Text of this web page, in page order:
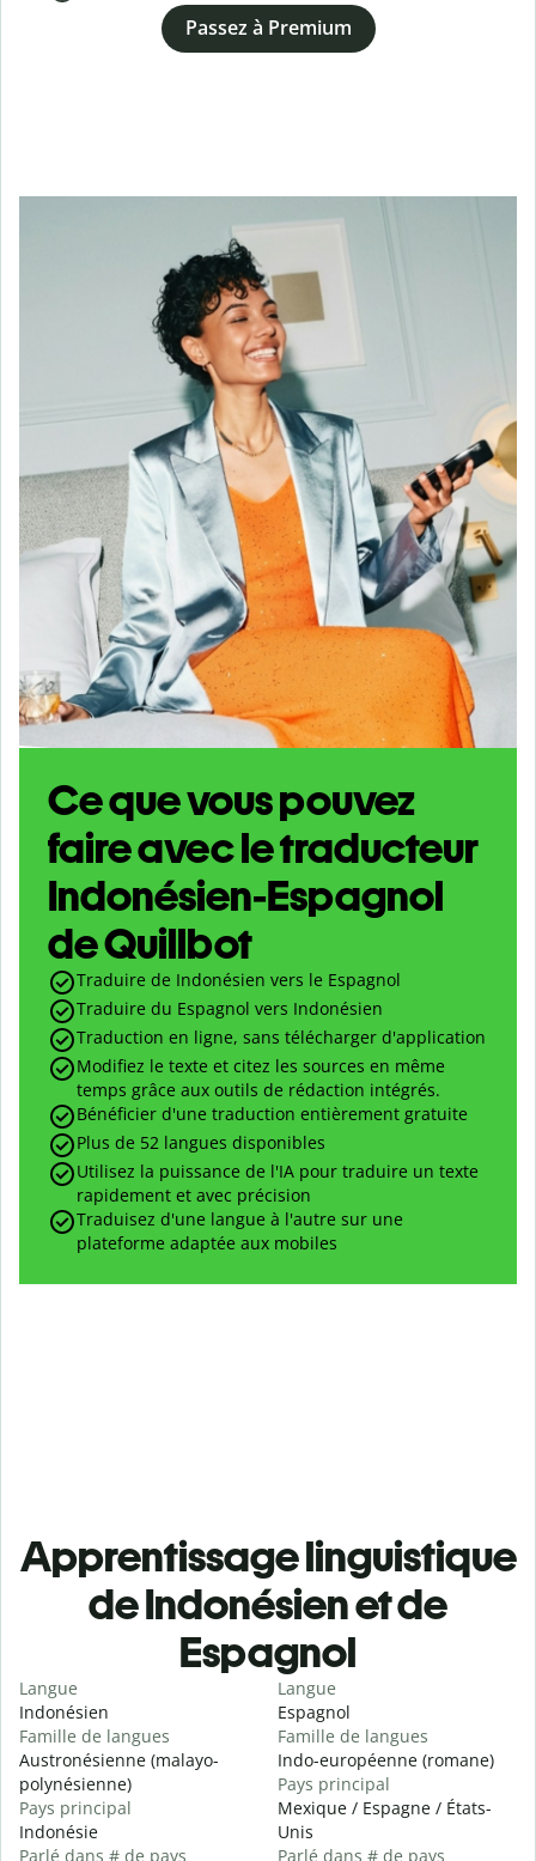
Passez à Premium
Ce que vous pouvez
faire avec le traducteur
Indonésien-Espagnol
de Quillbot
Traduire de Indonésien vers le Espagnol
Traduire du Espagnol vers Indonésien
Traduction en ligne, sans télécharger d'application
Modifiez le texte et citez les sources en même
temps grâce aux outils de rédaction intégrés.
Bénéficier d'une traduction entièrement gratuite
Plus de 52 langues disponibles
Utilisez la puissance de l'IA pour traduire un texte
rapidement et avec précision
Traduisez d'une langue à l'autre sur une
plateforme adaptée aux mobiles
Apprentissage linguistique
de Indonésien et de
Espagnol
Langue
Indonésien
Famille de langues
Austronésienne (malayo-
polynésienne)
Pays principal
Indonésie
Parlé dans # de pays
Langue
Espagnol
Famille de langues
Indo-européenne (romane)
Pays principal
Mexique / Espagne / États-
Unis
Parlé dans # de pays